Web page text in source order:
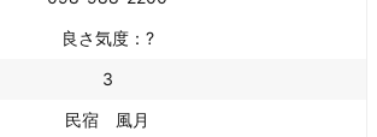
良さ気度：?
3
民宿 風月